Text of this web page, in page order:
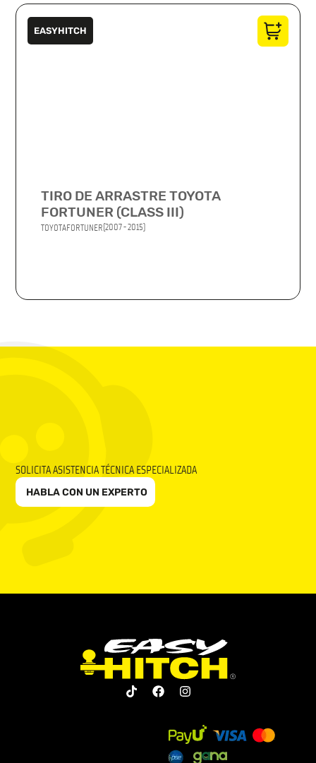
EASYHITCH
TIRO DE ARRASTRE TOYOTA
FORTUNER (CLASS III)
TOYOTAFORTUNER(2007 - 2015)
SOLICITA ASISTENCIA TÉCNICA ESPECIALIZADA
HABLA CON UN EXPERTO